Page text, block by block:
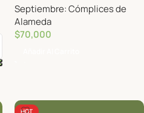
Septiembre: Cómplices de
Alameda
$70,000
HOT